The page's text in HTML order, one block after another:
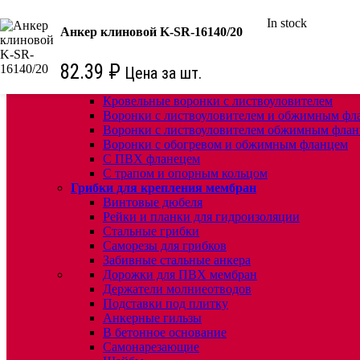
КРЕПЕЖ:
Для кровли
Комплектующие для кровельных воронок
Ремонтные кровельные воронки
Кровельные воронки с листвоуловителем
Воронки с листвоуловителем и обжимным
Воронки с листвоуловителем обжимным
Воронки с обогревом и обжимным фланцем
С ПВХ фланецем
С трапом и опорным кольцом
Грибки для крепления мембран
Винтовые дюбеля
Рейки и планки для гидроизоляции
Стальные грибки
Саморезы для грибков
Забивные стальные анкера
Дорожки для ПВХ мембран
Держатели молниеотводов
Подставки под плитку
Анкерные гильзы
В бетонное основание
Самонарезающие
Анкер клиновой K-SR-16140/20
82.39 ₽ Цена за шт.
In stock